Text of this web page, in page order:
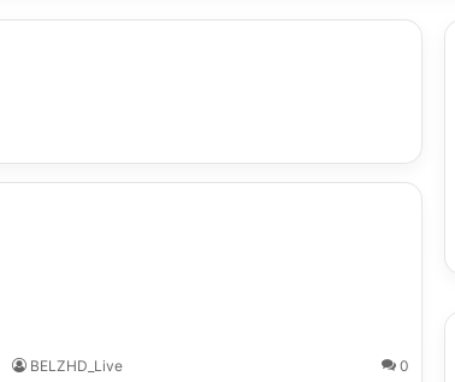
BELZHD_Live 0